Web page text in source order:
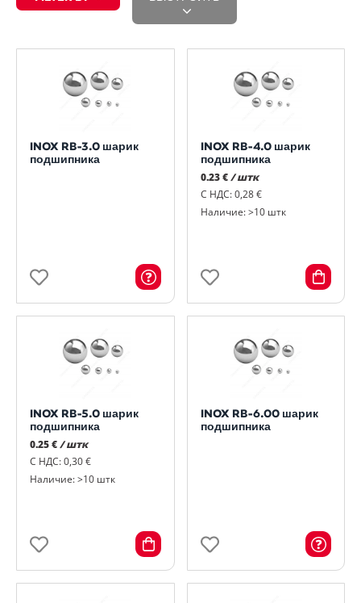
INOX RB-3.0 шарик
подшипника
INOX RB-4.0 шарик
подшипника
0.23 € / штк
С НДС: 0,28 €
Наличие: >10 штк
INOX RB-5.0 шарик
подшипника
0.25 €/ штк
С НДС: 0,30 €
Наличие: >10 штк
INOX RB-6.00 шарик
подшипника